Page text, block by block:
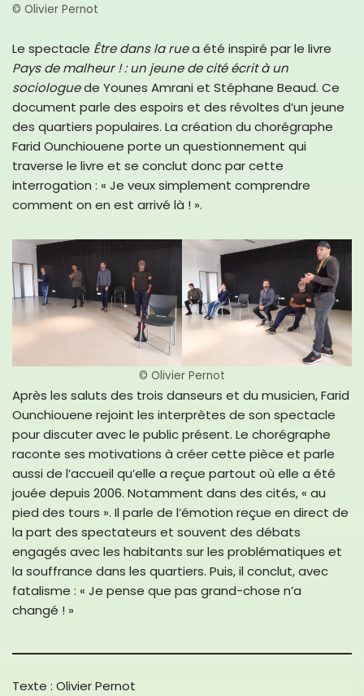
© Olivier Pernot
Le spectacle Être dans la ruea été inspiré par le livre
Pays de malheur ! : un jeune de cité écrit à un
sociologuede Younes Amrani et Stéphane Beaud. Ce
document parle des espoirs et des révoltes d’un jeune
des quartiers populaires. La création du chorégraphe
Farid Ounchiouene porte un questionnement qui
traverse le livre et se conclut donc par cette
interrogation : « Je veux simplement comprendre
comment on en est arrivé là ! ».
© Olivier Pernot
Après les saluts des trois danseurs et du musicien, Farid
Ounchiouene rejoint les interprètes de son spectacle
pour discuter avec le public présent. Le chorégraphe
raconte ses motivations à créer cette pièce et parle
aussi de l’accueil qu’elle a reçue partout où elle a été
jouée depuis 2006. Notamment dans des cités, « au
pied des tours ». Il parle de l’émotion reçue en direct de
la part des spectateurs et souvent des débats
engagés avec les habitants sur les problématiques et
la souffrance dans les quartiers. Puis, il conclut, avec
fatalisme : « Je pense que pas grand-chose n’a
changé ! »
Texte : Olivier Pernot